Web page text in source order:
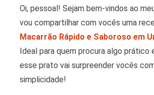
Oi, pessoal! Sejam bem-vindos ao
vou compartilhar com vocês uma
Macarrão Rápido e Saboroso em
Ideal para quem procura algo prático
esse prato vai surpreender vocês
simplicidade!